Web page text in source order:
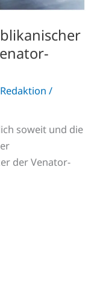
Redaktion /
soweit und die
der Venator-